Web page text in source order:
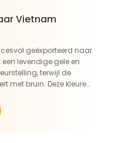
Vietnam
geëxporteerd naar
levendige gele en
terwijl de
met bruin. Deze kleuren
gewaardeerd